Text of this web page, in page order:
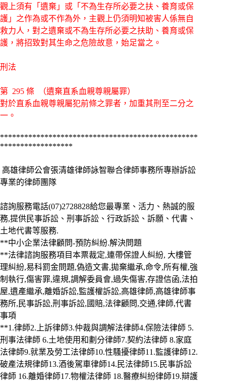
觀上須有「遺棄」或「不為生存所必要之扶、養育或保
護」之作為或不作為外，主觀上仍須明知被害人係無自
救力人，對之遺棄或不為生存所必要之扶助、養育或保
護，將招致對其生命之危險故意，始足當之。
刑法
第 295 條 （遺棄直系血親尊親屬罪）
對於直系血親尊親屬犯前條之罪者，加重其刑至二分之
一。
*************************************************
******************
高雄律師公會張清雄律師詠智聯合律師事務所專辦訴訟
專業的律師團隊
諮詢服務電話(07)2728828給您最專業、活力、熱誠的服
務,提供民事訴訟、刑事訴訟、行政訴訟、訴願、代書、
土地代書等服務.
**中小企業法律顧問-預防糾紛.解決問題
**法律諮詢服務項目本票裁定,連帶保證人糾紛, 大樓管
理糾紛,易科罰金問題,偽造文書,拋棄繼承,命令,所有權,強
制執行,傷害罪,違規,調解委員會,過失傷害,存證信函,法拍
屋,遺產繼承,離婚訴訟,監護權訴訟,高雄律師,高雄律師事
務所,民事訴訟,刑事訴訟,國賠,法律顧問,交通,律師,代書
事項
**1.律師2.上訴律師3.仲裁與調解法律師4.保險法律師 5.
刑事法律師 6.土地使用和劃分律師7.契約法律師 8.家庭
法律師9.就業及勞工法律師10.性騷擾律師11.監護律師12.
破產法規律師13.酒後駕車律師14.民法律師15.民事訴訟
律師 16.離婚律師17.物權法律師 18.醫療糾紛律師19.辯護